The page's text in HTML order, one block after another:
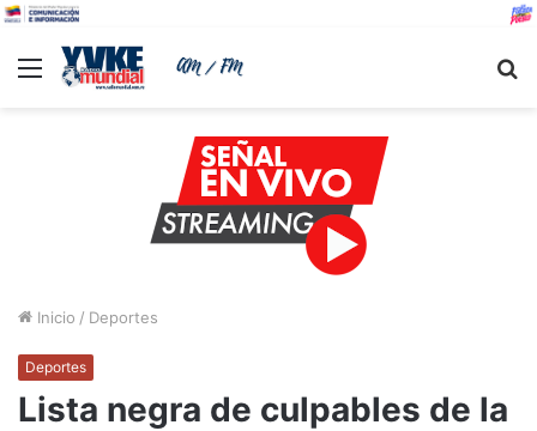
Menu
Inicio / Deportes
Deportes
Lista negra de culpables de la